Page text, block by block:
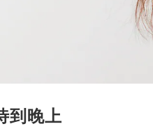
到晚上